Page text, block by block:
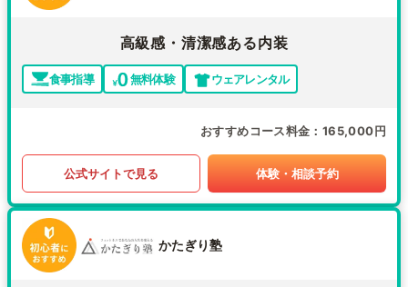
高級感・清潔感ある内装
食事指導 無料体験 ウェアレンタル
おすすめコース料金 165,000円
公式サイトで見る 体験・相談予約
かたぎり塾